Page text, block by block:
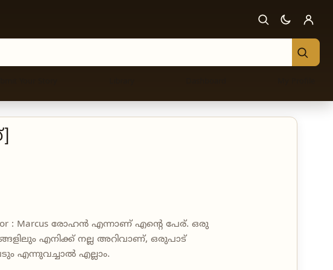
: Marcus രോഹൻ എന്നാണ് എന്റെ പേര്. ഒരു
എനിക്ക് നല്ല അറിവാണ്, ഒരുപാട്
എന്നുവച്ചാൽ എല്ലാം.